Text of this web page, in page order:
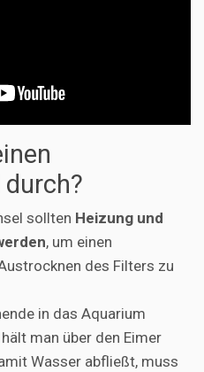
sollten Heizung und
, um einen
des Filters zu
in das Aquarium
man über den Eimer
Wasser abfließt, muss